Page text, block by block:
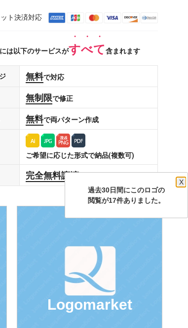
ト決済対応
には以下のサービスがすべて含まれます
無料で対応
無制限で修正
無料で両パターン作成
ご希望に応じた形式で納品(複数可)
完全無料譲渡します
Logomarket
過去30日間にこのロゴの
X
閲覧が17件ありました。